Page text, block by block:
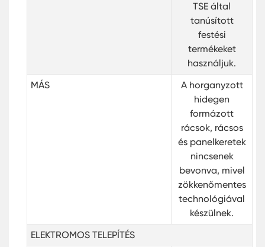
TSE által
tanúsított
festési
termékeket
használjuk.
MÁS
A horganyzott
hidegen
formázott
rácsok, rácsos
és panelkeretek
nincsenek
bevonva, mivel
zökkenőmentes
technológiával
készülnek.
ELEKTROMOS TELEPÍTÉS